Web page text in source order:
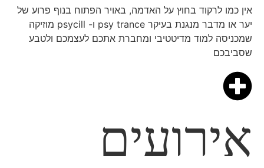
אין כמו לרקוד בחוץ על האדמה, באויר הפתוח בנוף פרוע של
יער או מדבר מנגנת בעיקר psy trance ו- psycill מוזיקה
שמכניסה למוד מדיטטיבי ומחברת אתכם לעצמכם ולטבע
שסביבכם
אירועים